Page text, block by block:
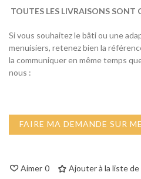
TOUTES LES LIVRAISONS SONT
Si vous souhaitez le bâti ou une
menuisiers, retenez bien la
la communiquer en même temps
nous :
FAIRE MA DEMANDE SUR
Aimer 0 Ajouter à la liste